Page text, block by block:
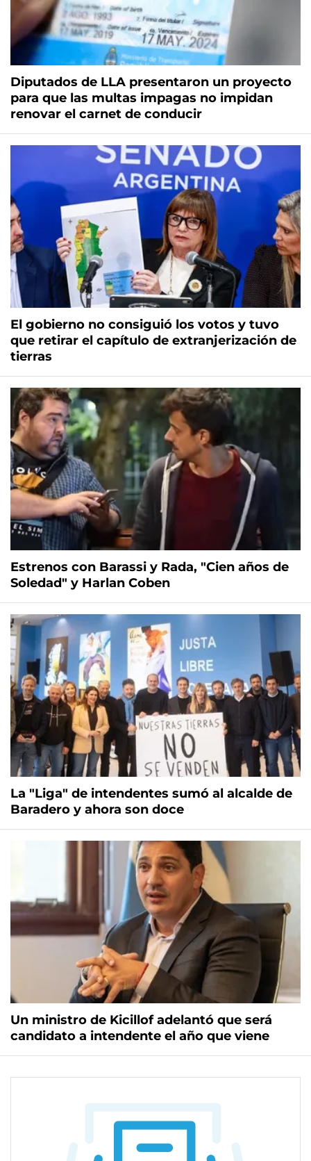
Diputados de LLA presentaron un proyecto
para que las multas impagas no impidan
renovar el carnet de conducir
El gobierno no consiguió los votos y tuvo
que retirar el capítulo de extranjerización de
tierras
Estrenos con Barassi y Rada, "Cien años de
Soledad" y Harlan Coben
La "Liga" de intendentes sumó al alcalde de
Baradero y ahora son doce
Un ministro de Kicillof adelantó que será
candidato a intendente el año que viene